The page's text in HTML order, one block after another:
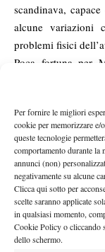
Per fornire le migliori
cookie per memorizzare
queste tecnologie
comportamento durante
annunci (non)
negativamente su alcune
Clicca qui sotto per
scelte saranno applicate
in qualsiasi momento,
Cookie Policy o cliccando
dello schermo.
scandinava,
alcune variazioni
problemi fisici
Poca fortuna per
aveva fermato la
game (tutti persi)
ucraina si è arresa
di muoversi al
promossa la
doppio 7-5 in
Burger. Poco
del ko, la ceca ha
rivale,